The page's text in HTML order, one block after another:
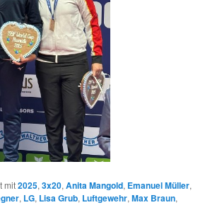
mit2025, 3x20, Anita Mangold, Emanuel Müller,
, LG, Lisa Grub, Luftgewehr, Max Braun,